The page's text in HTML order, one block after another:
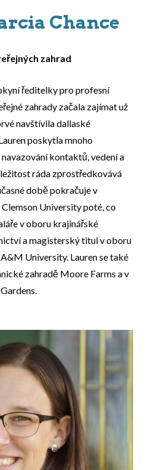
Chance
zahrad
ředitelky pro profesní
zahrady začala zajímat už
navštívila dallaské
poskytla mnoho
kontaktů, vedení a
ráda zprostředkovává
době pokračuje v
University poté, co
v oboru krajinářské
a magisterský titul v oboru
University. Lauren se také
zahradě Moore Farms a v